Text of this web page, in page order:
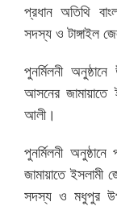
প্রধান অতিথি
সদস্য ও টাঙ্গাইল
পুনর্মিলনী
আসনের জামায়াতে
আলী।
পুনর্মিলনী
জামায়াতে ইসলামী
সদস্য ও মধুপুর